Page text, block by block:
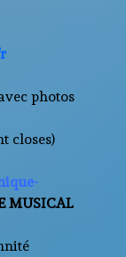
photos
closes)
MUSICAL